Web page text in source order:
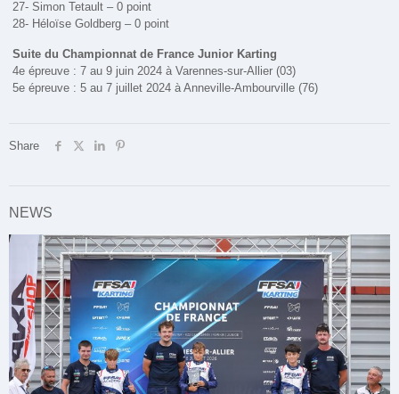
27- Simon Tetault – 0 point
28- Héloïse Goldberg – 0 point
Suite du Championnat de France Junior Karting
4e épreuve : 7 au 9 juin 2024 à Varennes-sur-Allier (03)
5e épreuve : 5 au 7 juillet 2024 à Anneville-Ambourville (76)
Share
NEWS